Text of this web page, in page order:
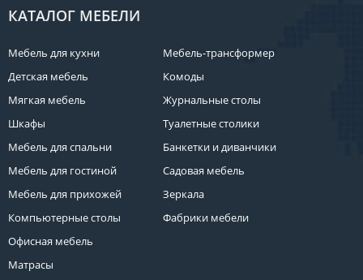
КАТАЛОГ МЕБЕЛИ
Мебель для кухни
Детская мебель
Мягкая мебель
Шкафы
Мебель для спальни
Мебель для гостиной
Мебель для прихожей
Компьютерные столы
Офисная мебель
Матрасы
Мебель-трансформер
Комоды
Журнальные столы
Туалетные столики
Банкетки и диванчики
Садовая мебель
Зеркала
Фабрики мебели